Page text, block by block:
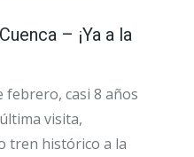
– ¡Ya a la
febrero, casi 8 años
visita,
tren histórico a la